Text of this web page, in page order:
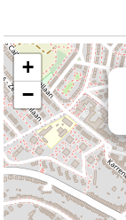
+
−